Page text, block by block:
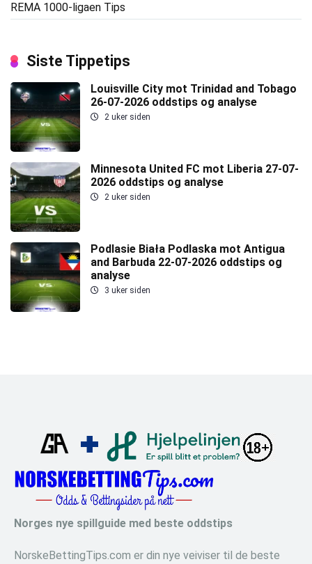
REMA 1000-ligaen Tips
Siste Tippetips
Louisville City mot Trinidad and Tobago
26-07-2026 oddstips og analyse
2 uker siden
Minnesota United FC mot Liberia 27-07-
2026 oddstips og analyse
2 uker siden
Podlasie Biała Podlaska mot Antigua
and Barbuda 22-07-2026 oddstips og
analyse
3 uker siden
Norges nye spillguide med beste oddstips
NorskeBettingTips.com er din nye veiviser til de beste